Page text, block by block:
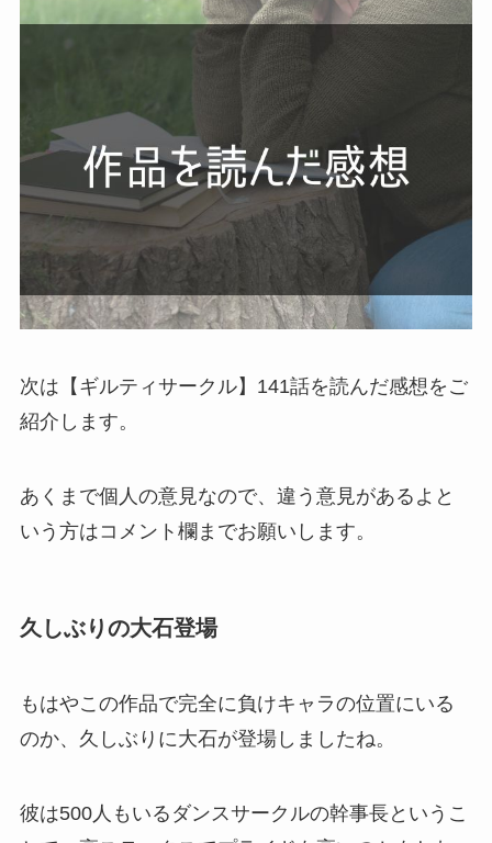
次は【ギルティサークル】141話を読んだ感想をご
紹介します。
あくまで個人の意見なので、違う意見があるよと
いう方はコメント欄までお願いします。
久しぶりの大石登場
もはやこの作品で完全に負けキャラの位置にいる
のか、久しぶりに大石が登場しましたね。
彼は500人もいるダンスサークルの幹事長というこ